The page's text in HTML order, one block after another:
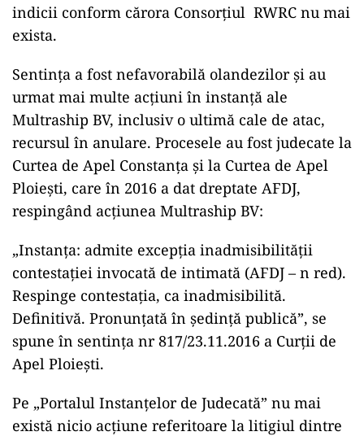
indicii conform cărora Consorțiul RWRC nu mai
exista.
Sentința a fost nefavorabilă olandezilor și au
urmat mai multe acțiuni în instanță ale
Multraship BV, inclusiv o ultimă cale de atac,
recursul în anulare. Procesele au fost judecate la
Curtea de Apel Constanța și la Curtea de Apel
Ploiești, care în 2016 a dat dreptate AFDJ,
respingând acțiunea Multraship BV:
„Instanța: admite excepţia inadmisibilităţii
contestaţiei invocată de intimată (AFDJ – n red).
Respinge contestaţia, ca inadmisibilită.
Definitivă. Pronunţată în şedinţă publică”, se
spune în sentința nr 817/23.11.2016 a Curții de
Apel Ploiești.
Pe „Portalul Instanțelor de Judecată” nu mai
există nicio acțiune referitoare la litigiul dintre